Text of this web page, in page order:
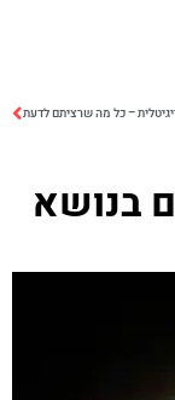
– כל מה שרציתם לדעת
בנושא